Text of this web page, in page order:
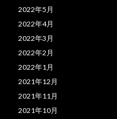
2022年5月
2022年4月
2022年3月
2022年2月
2022年1月
2021年12月
2021年11月
2021年10月